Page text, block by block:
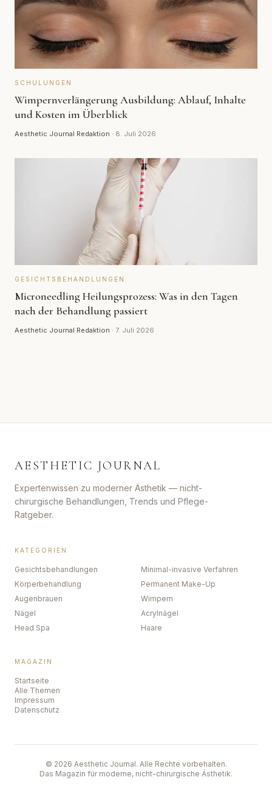
SCHULUNGEN
Wimpernverlängerung Ausbildung: Ablauf, Inhalte
und Kosten im Überblick
Aesthetic Journal Redaktion · 8. Juli 2026
GESICHTSBEHANDLUNGEN
Microneedling Heilungsprozess: Was in den Tagen
nach der Behandlung passiert
Aesthetic Journal Redaktion · 7. Juli 2026
AESTHETIC JOURNAL
Expertenwissen zu moderner Ästhetik — nicht-
chirurgische Behandlungen, Trends und Pflege-
Ratgeber.
KATEGORIEN
Gesichtsbehandlungen
Minimal-invasive Verfahren
Körperbehandlung
Permanent Make-Up
Augenbrauen
Wimpern
Nägel
Acrylnägel
Head Spa
Haare
MAGAZIN
Startseite
Alle Themen
Impressum
Datenschutz
© 2026 Aesthetic Journal. Alle Rechte vorbehalten.
Das Magazin für moderne, nicht-chirurgische Ästhetik.